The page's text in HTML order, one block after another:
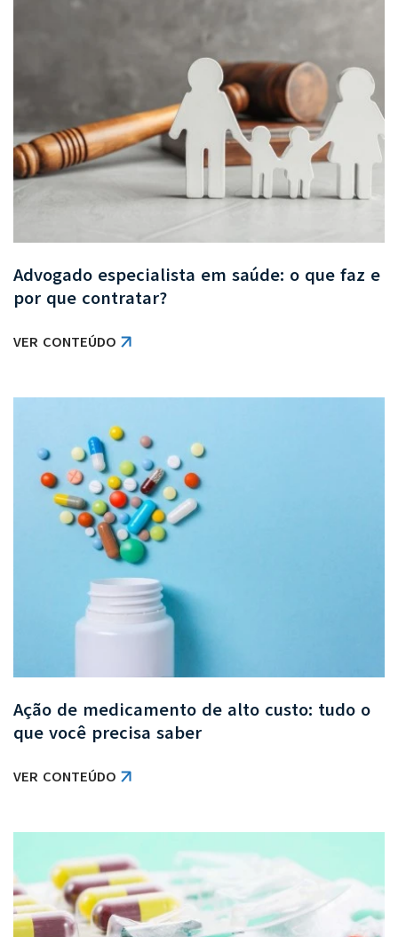
Advogado especialista em saúde: o que faz e
por que contratar?
VER CONTEÚDO
Ação de medicamento de alto custo: tudo o
que você precisa saber
VER CONTEÚDO